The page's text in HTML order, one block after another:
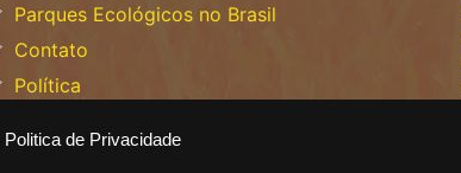
Politica de Privacidade
Parques Ecológicos no Brasil
Contato
Política